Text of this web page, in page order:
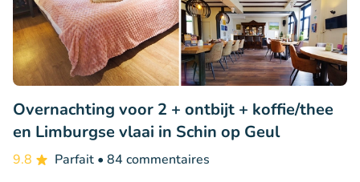
Overnachting voor 2 + ontbijt + koffie/thee
en Limburgse vlaai in Schin op Geul
9.8 Parfait • 84 commentaires